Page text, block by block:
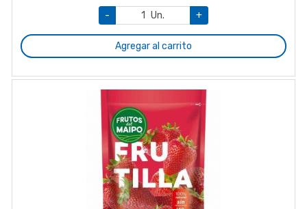
-
Un. +
Agregar al carrito